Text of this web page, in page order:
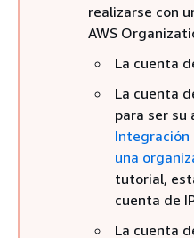
realizarse con
AWS
La cuenta
La cuenta
para ser su
Integración
una
tutorial,
cuenta de
La cuenta